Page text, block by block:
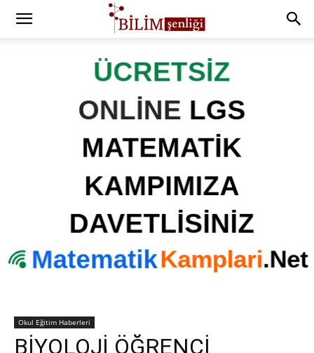
Okul Eğitim Haberleri
BİYOLOJİ ÖĞRENCİ